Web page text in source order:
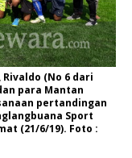
(No 6 dari
para Mantan
pertandingan
Sport
(21/6/19). Foto :